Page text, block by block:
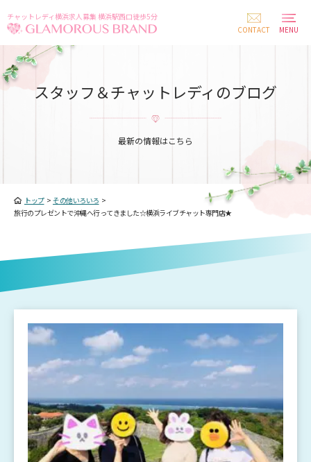
チャットレディ横浜求人募集 横浜駅西口徒歩5分
CONTACT
MENU
スタッフ＆チャットレディのブログ
最新の情報はこちら
トップ> その他いろいろ >
旅行のプレゼントで沖縄へ行ってきました☆横浜ライブチャット専門店★